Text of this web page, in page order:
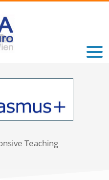
Teaching